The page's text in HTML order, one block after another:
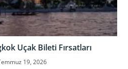
Uçak Bileti Fırsatları
19, 2026